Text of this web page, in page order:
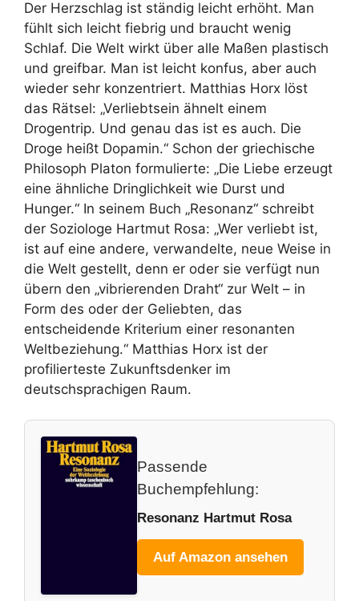
Der Herzschlag ist ständig leicht erhöht. Man
fühlt sich leicht fiebrig und braucht wenig
Schlaf. Die Welt wirkt über alle Maßen plastisch
und greifbar. Man ist leicht konfus, aber auch
wieder sehr konzentriert. Matthias Horx löst
das Rätsel: „Verliebtsein ähnelt einem
Drogentrip. Und genau das ist es auch. Die
Droge heißt Dopamin.“ Schon der griechische
Philosoph Platon formulierte: „Die Liebe erzeugt
eine ähnliche Dringlichkeit wie Durst und
Hunger.“ In seinem Buch „Resonanz“ schreibt
der Soziologe Hartmut Rosa: „Wer verliebt ist,
ist auf eine andere, verwandelte, neue Weise in
die Welt gestellt, denn er oder sie verfügt nun
übern den „vibrierenden Draht“ zur Welt – in
Form des oder der Geliebten, das
entscheidende Kriterium einer resonanten
Weltbeziehung.“ Matthias Horx ist der
profilierteste Zukunftsdenker im
deutschsprachigen Raum.
Passende
Buchempfehlung:
Resonanz Hartmut Rosa
Auf Amazon ansehen